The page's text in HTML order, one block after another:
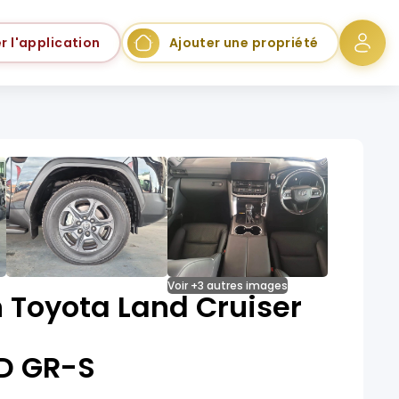
l'application Ajouter une propriété
Voir +3 autres images
Land Cruiser
GR-S